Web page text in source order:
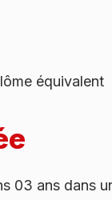
équivalent
03 ans dans